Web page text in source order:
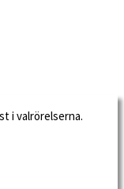
i valrörelserna.